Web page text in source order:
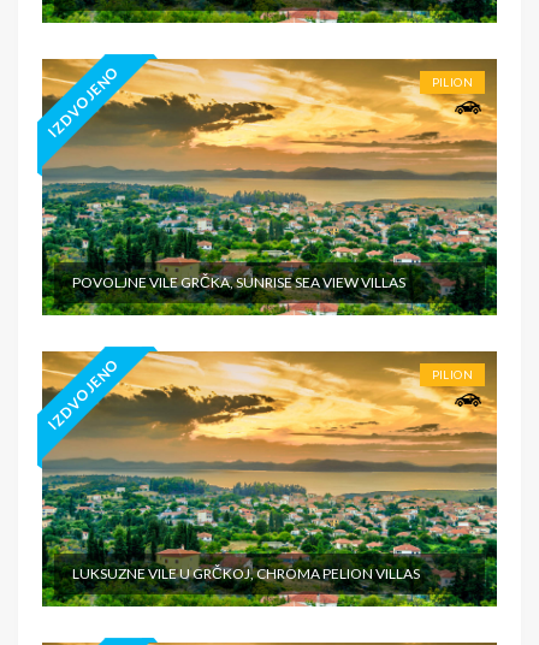
IZDVOJENO PILION
POVOLJNE VILE GRČKA, SUNRISE SEA VIEW VILLAS
IZDVOJENO PILION
LUKSUZNE VILE U GRČKOJ, CHROMA PELION VILLAS